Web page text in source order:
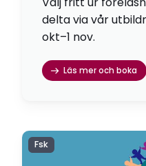
delta via vår
okt–1 nov.
Läs mer och boka
Fsk